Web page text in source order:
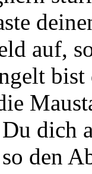
auf,
bist
dich
den